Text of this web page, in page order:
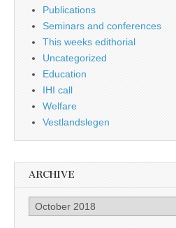
Publications
Seminars and conferences
This weeks edithorial
Uncategorized
Education
IHI call
Welfare
Vestlandslegen
ARCHIVE
Archive